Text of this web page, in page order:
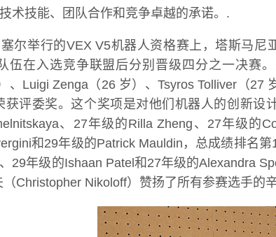
术技能、团队合作和竞争卓越的承诺。.
尔举行的VEX V5机器人资格赛上，塔斯马尼
伍在入选竞争联盟后分别晋级四分之一决赛
、Luigi Zenga（26 岁）、Tsyros Tolliver（
获评委奖。这个奖项是对他们机器人的创新设
、27年级的Rilla Zheng、27年级的
和29年级的Patrick Mauldin，总成绩排名
29年级的Ishaan Patel和27年级的Alexandra
（Christopher Nikoloff）赞扬了所有参赛选手的